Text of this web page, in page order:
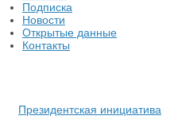
Подписка
Новости
Открытые данные
Контакты
Президентская инициатива